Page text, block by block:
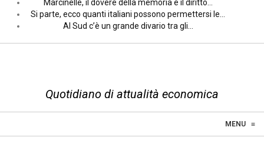
Marcinelle, il dovere della memoria e il diritto…
Si parte, ecco quanti italiani possono permettersi le…
Al Sud c’è un grande divario tra gli…
Quotidiano di attualità economica
MENU ≡
☰